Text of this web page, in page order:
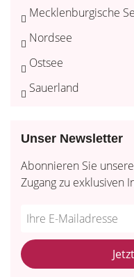
Mecklenburgische
Nordsee
Ostsee
Sauerland
Unser Newsletter
Abonnieren Sie
Zugang zu exklusiven
Do
fill
this
*Ihre
Mailadresse: